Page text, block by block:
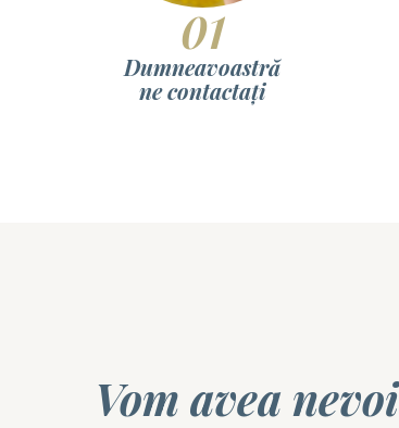
01
Dumneavoastră
ne contactați
Vom avea